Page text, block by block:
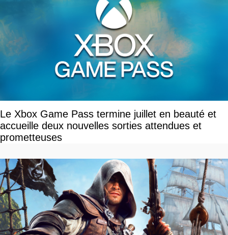
Le Xbox Game Pass termine juillet en beauté et
accueille deux nouvelles sorties attendues et
prometteuses